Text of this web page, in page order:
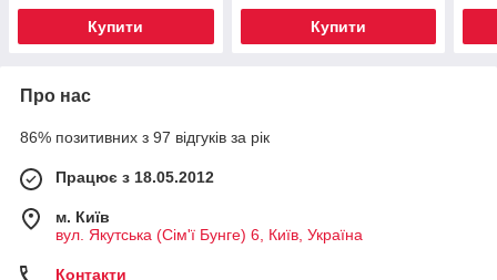
Купити Купити
Про нас
86% позитивних з 97 відгуків за рік
Працює з 18.05.2012
м. Київ
вул. Якутська (Сім'ї Бунге) 6, Київ, Україна
Контакти